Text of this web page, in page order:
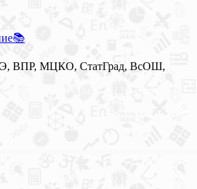
ВПР, МЦКО, СтатГрад, ВсОШ,